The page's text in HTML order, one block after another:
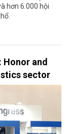
hơn 6.000 hội
Honor and
sector